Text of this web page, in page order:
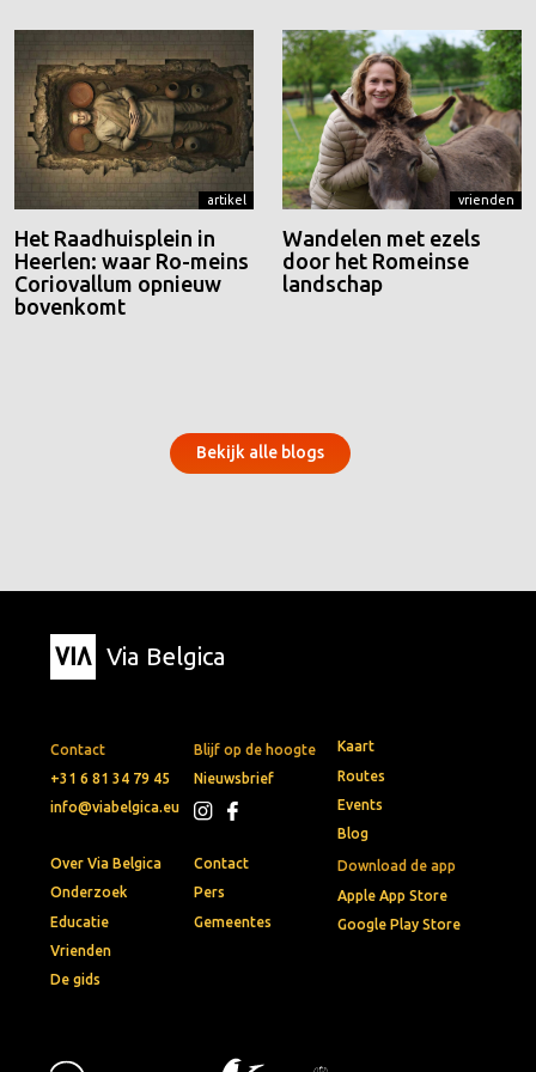
artikel
Het Raadhuisplein in
Heerlen: waar Ro-meins
Coriovallum opnieuw
bovenkomt
vrienden
Wandelen met ezels
door het Romeinse
landschap
Bekijk alle blogs
Via Belgica
Contact
+31 6 81 34 79 45
info@viabelgica.eu
Blijf op de hoogte
Nieuwsbrief
Download de app
Apple App Store
Google Play Store
Kaart
Routes
Events
Blog
Over Via Belgica
Onderzoek
Educatie
Vrienden
De gids
Contact
Pers
Gemeentes